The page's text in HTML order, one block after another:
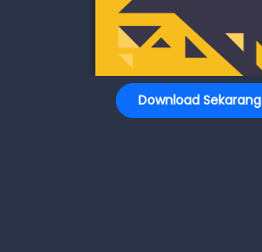
Download Sekarang